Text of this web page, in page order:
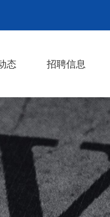
态 招聘信息